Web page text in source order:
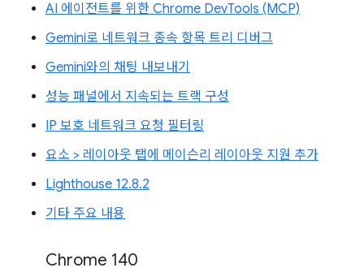
AI 에이전트를 위한 Chrome DevTools (MCP)
Gemini로 네트워크 종속 항목 트리 디버그
Gemini와의 채팅 내보내기
성능 패널에서 지속되는 트랙 구성
IP 보호 네트워크 요청 필터링
요소 > 레이아웃 탭에 메이슨리 레이아웃 지원 추가
Lighthouse 12.8.2
기타 주요 내용
Chrome 140